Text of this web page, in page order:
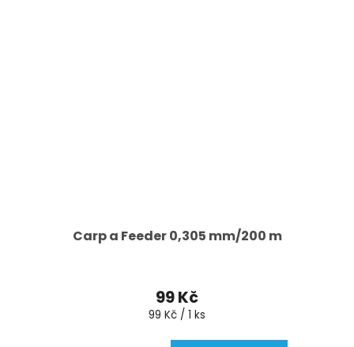
Carp a Feeder 0,305 mm/200 m
99 Kč
Měrná
99 Kč / 1 ks